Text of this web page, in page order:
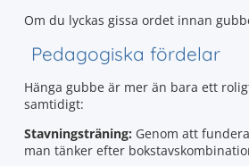
Om du lyckas gissa ordet innan
Pedagogiska fördelar
Hänga gubbe är mer än bara ett
samtidigt:
Stavningsträning: Genom att
man tänker efter